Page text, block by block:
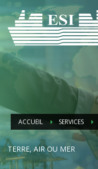
ACCUEIL SERVICES
TERRE, AIR OU MER